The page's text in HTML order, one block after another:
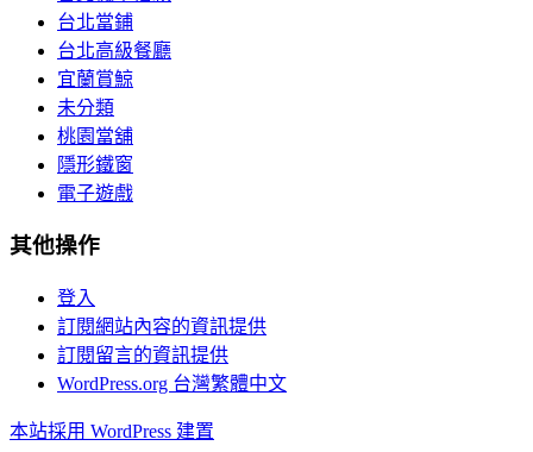
台北當鋪
台北高級餐廳
宜蘭賞鯨
未分類
桃園當舖
隱形鐵窗
電子遊戲
其他操作
登入
訂閱網站內容的資訊提供
訂閱留言的資訊提供
WordPress.org 台灣繁體中文
本站採用 WordPress 建置